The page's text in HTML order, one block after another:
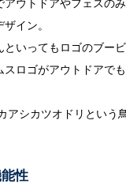
イン。
いってもロゴのブービ
ロゴがアウトドアで
アシカツオドリという
性